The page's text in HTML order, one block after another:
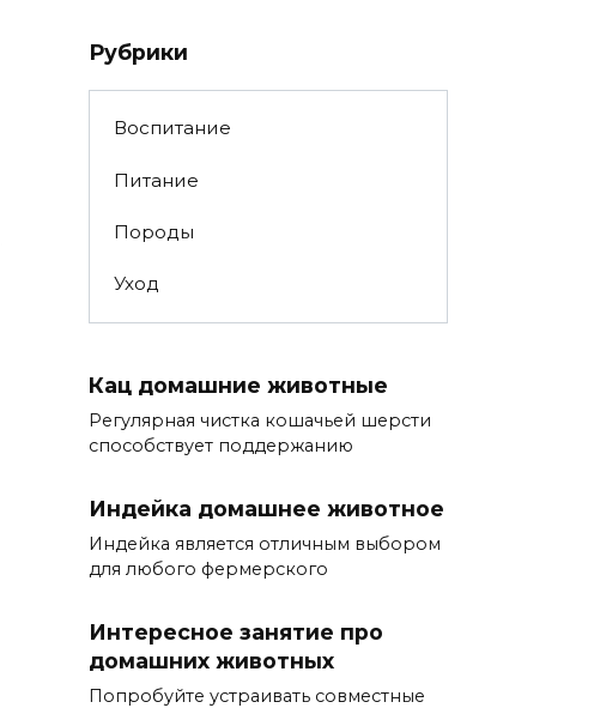
Рубрики
Воспитание
Питание
Породы
Уход
Кац домашние животные
Регулярная чистка кошачьей шерсти
способствует поддержанию
Индейка домашнее животное
Индейка является отличным выбором
для любого фермерского
Интересное занятие про
домашних животных
Попробуйте устраивать совместные